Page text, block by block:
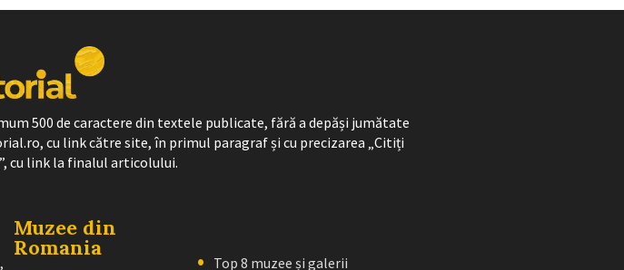
500 de caractere din textele publicate, fără a depăși jumătate
cu link către site, în primul paragraf și cu precizarea „Citiți
cu link la finalul articolului.
Muzee din
Romania
Top 8 muzee și galerii